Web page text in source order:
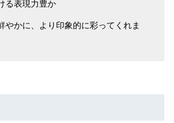
る表現力豊か
やかに、より印象的に彩ってくれま